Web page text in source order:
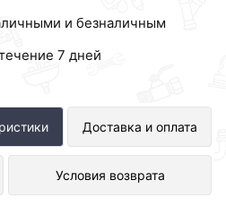
и безналичным
7 дней
Доставка и оплата
Условия возврата
металл 1 1/4 ViEiR
магазине
цене за шт